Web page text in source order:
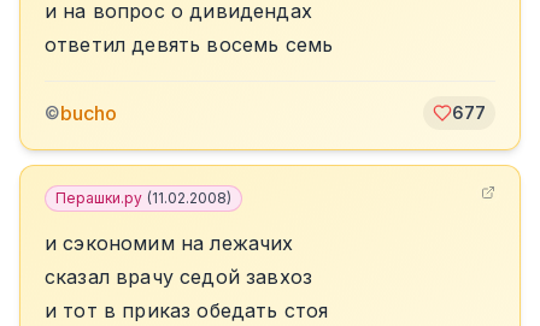
и на вопрос о дивидендах
ответил девять восемь семь
©bucho 677
Перашки.ру (11.02.2008)
и сэкономим на лежачих
сказал врачу седой завхоз
и тот в приказ обедать стоя